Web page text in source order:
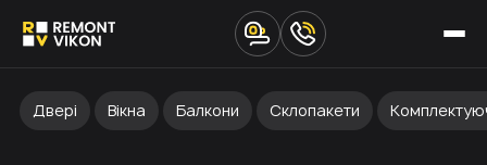
Двері Вікна Балкони Склопакети